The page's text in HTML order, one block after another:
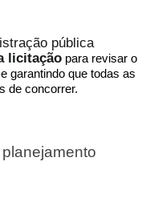
pública
licitação para revisar o
garantindo que todas as
de concorrer.